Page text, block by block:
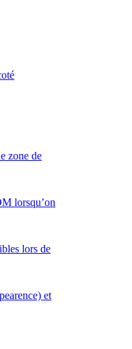
zone de
lorsqu’on
lors de
et